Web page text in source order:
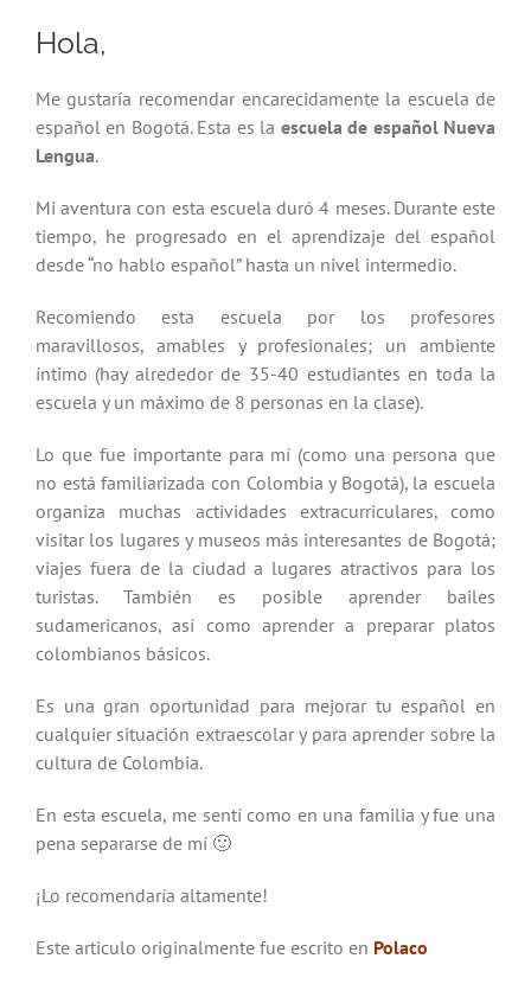
Hola,
Me gustaría recomendar encarecidamente la escuela de
español en Bogotá. Esta es la escuela de español Nueva
Lengua.
Mi aventura con esta escuela duró 4 meses. Durante este
tiempo, he progresado en el aprendizaje del español
desde “no hablo español” hasta un nivel intermedio.
Recomiendo esta escuela por los profesores
maravillosos, amables y profesionales; un ambiente
íntimo (hay alrededor de 35-40 estudiantes en toda la
escuela y un máximo de 8 personas en la clase).
Lo que fue importante para mí (como una persona que
no está familiarizada con Colombia y Bogotá), la escuela
organiza muchas actividades extracurriculares, como
visitar los lugares y museos más interesantes de Bogotá;
viajes fuera de la ciudad a lugares atractivos para los
turistas. También es posible aprender bailes
sudamericanos, así como aprender a preparar platos
colombianos básicos.
Es una gran oportunidad para mejorar tu español en
cualquier situación extraescolar y para aprender sobre la
cultura de Colombia.
En esta escuela, me sentí como en una familia y fue una
pena separarse de mí 🙂
¡Lo recomendaría altamente!
Este articulo originalmente fue escrito en Polaco